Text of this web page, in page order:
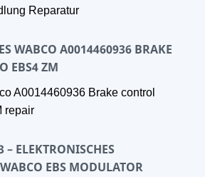
Reparatur
WABCO A0014460936 BRAKE
EBS4 ZM
A0014460936 Brake control
repair
– ELEKTRONISCHES
EBS MODULATOR